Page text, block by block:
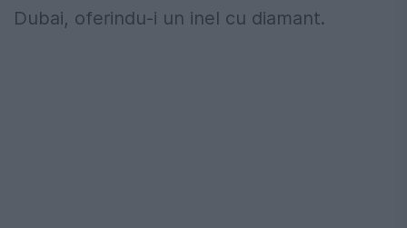
Dubai, oferindu-i un inel cu diamant.